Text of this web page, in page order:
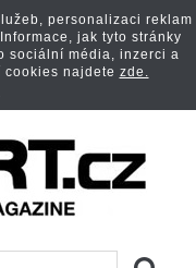
personalizaci reklam
jak tyto stránky
sociální média, inzerci a
najdete zde.